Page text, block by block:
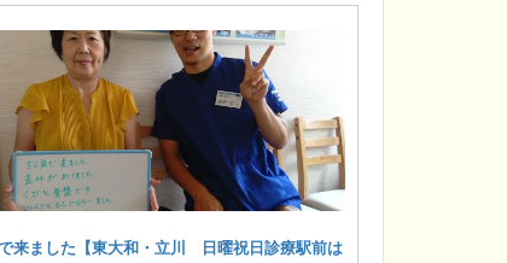
来ました【東大和・立川 日曜祝日診療駅前は